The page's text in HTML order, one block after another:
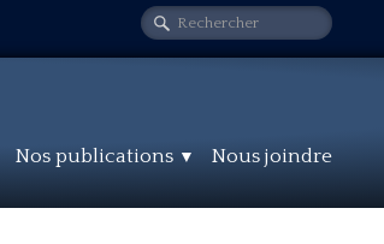
Nos publications ▼ Nous joindre